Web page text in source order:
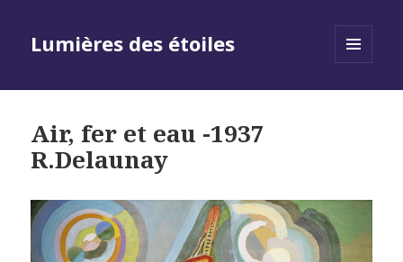
Lumières des étoiles
Air, fer et eau -1937
R.Delaunay